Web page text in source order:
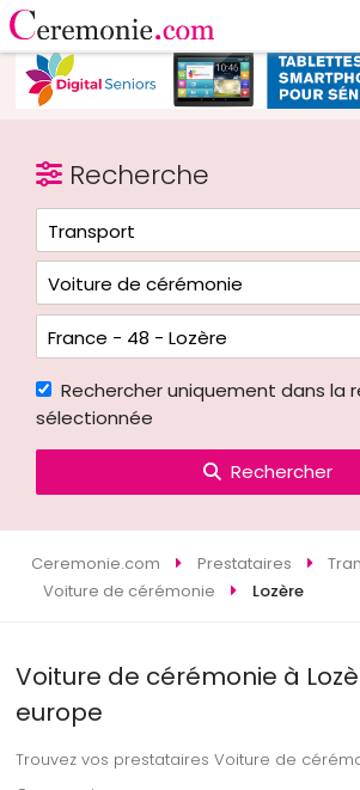
Recherche
Rechercher uniquement dans la
sélectionnée
Rechercher
Ceremonie.com Prestataires
Voiture de cérémonie
Lozère
Voiture de cérémonie à
europe
Trouvez vos prestataires Voiture de